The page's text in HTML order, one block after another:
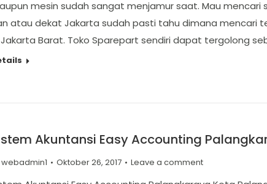
mesin sudah sangat menjamur saat. Mau
atau dekat Jakarta sudah pasti tahu dimana mencari
Barat. Toko Sparepart sendiri dapat tergolong
Akuntansi Easy Accounting
webadmin1 Oktober 26, 2017 Leave a comment